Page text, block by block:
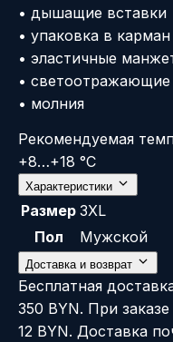
• дышащие вставки
• упаковка в карман
• эластичные
•
• молния
Рекомендуемая
+8…+18 °C
Характеристики
Размер 3XL
Пол
Мужской
Доставка и возврат
Бесплатная
350 BYN. При
12 BYN. Доставка